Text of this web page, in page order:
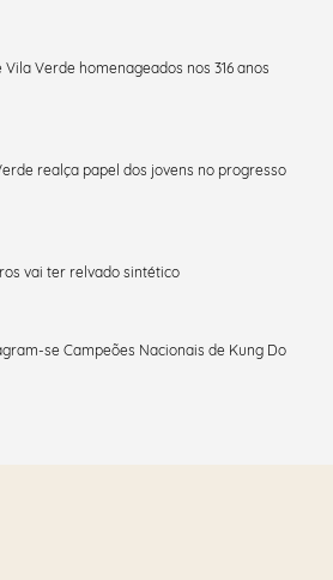
Verde homenageados nos 316 anos
realça papel dos jovens no progresso
vai ter relvado sintético
se Campeões Nacionais de Kung Do